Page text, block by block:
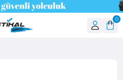
0